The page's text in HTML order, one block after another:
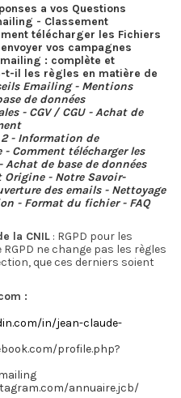
a vos Questions
- Classement
télécharger les Fichiers
vos campagnes
: complète et
t-il les règles en matière de
Emailing- Mentions
de données
- CGV / CGU-Achat de
- Information de
- Comment télécharger les
Achat de base de données
Origine- Notre Savoir-
des emails- Nettoyage
- Format du fichier- FAQ
la CNIL : RGPD pour les
ne change pas les règles
que ces derniers soient
:
in/jean-claude-
profile.php?
annuaire.jcb/